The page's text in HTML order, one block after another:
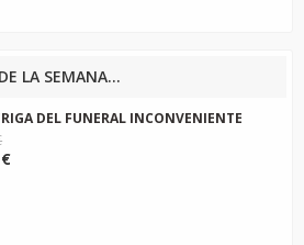
LA SEMANA...
DEL FUNERAL INCONVENIENTE